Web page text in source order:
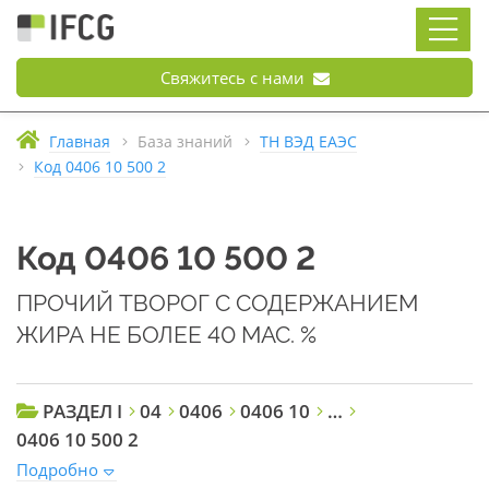
Свяжитесь с нами
Главная База знаний
ТН ВЭД ЕАЭС
Код 0406 10 500 2
Код 0406 10 500 2
ПРОЧИЙ ТВОРОГ С СОДЕРЖАНИЕМ
ЖИРА НЕ БОЛЕЕ 40 МАС. %
РАЗДЕЛ I 04 0406 0406 10
…
0406 10 500 2
Подробно